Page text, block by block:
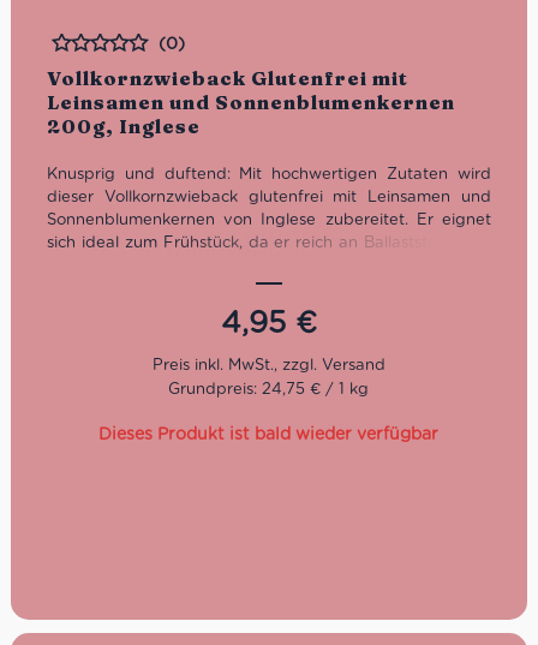
Vollkornzwieback Glutenfrei mit
Leinsamen und Sonnenblumenkernen
200g, Inglese
Bewertet
(0)
Knusprig und duftend: Mit hochwertigen Zutaten wird
dieser Vollkornzwieback glutenfrei mit Leinsamen und
Sonnenblumenkernen von Inglese zubereitet. Er eignet
sich ideal zum Frühstück, da er reich an Ballaststoffen ist
4,95 €
Grundpreis: 24,75 € / 1 kg
Dieses Produkt ist bald wieder verfügbar